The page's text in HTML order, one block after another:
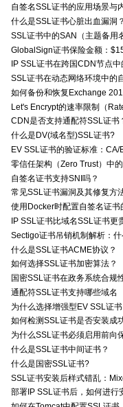
自签名SSL证书的应用场景与
什么是SSL证书心脏出血漏洞？
SSL证书中的SAN（主题备用
GlobalSign证书保险金额：
IP SSL证书在跨国CDN节点中
SSL证书在动态网络环境中的
如何备份和恢复Exchange
Let's Encrypt的速率限制（
CDN是否支持通配符SSL证书
什么是DV(域名型)SSL证书?
EV SSL证书的验证标准：
零信任架构（Zero Trust）中
自签名证书支持SNI吗？
常见SSL证书漏洞及其修复方
使用Docker时配置自签名证书
IP SSL证书比域名SSL证书更
Sectigo证书吊销机制解析：
什么是SSL证书ACME协议？
如何选择SSL证书加密算法？
国密SSL证书在政务系统合规
通配符SSL证书支持哪些域名
为什么选择增强型EV SSL证书
如何检测SSL证书是否安装成
什么是SSL证书中间证书？
什么是国密SSL证书?
SSL证书安装后样式错乱：
部署IP SSL证书后，如何进行